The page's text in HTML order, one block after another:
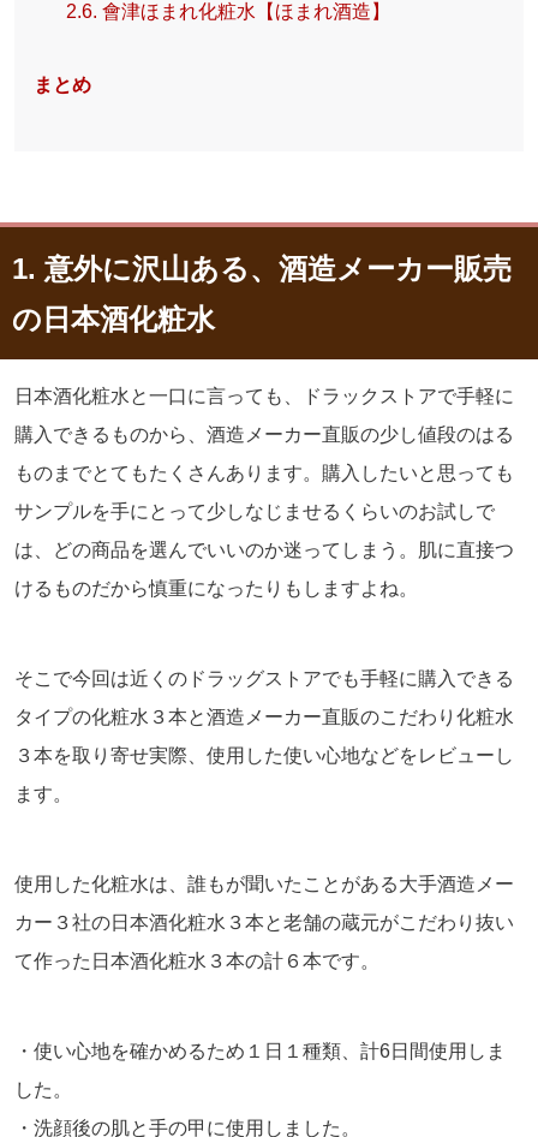
2.6. 會津ほまれ化粧水【ほまれ酒造】
まとめ
1. 意外に沢山ある、酒造メーカー販売
の日本酒化粧水
日本酒化粧水と一口に言っても、ドラックストアで手軽に
購入できるものから、酒造メーカー直販の少し値段のはる
ものまでとてもたくさんあります。購入したいと思っても
サンプルを手にとって少しなじませるくらいのお試しで
は、どの商品を選んでいいのか迷ってしまう。肌に直接つ
けるものだから慎重になったりもしますよね。
そこで今回は近くのドラッグストアでも手軽に購入できる
タイプの化粧水３本と酒造メーカー直販のこだわり化粧水
３本を取り寄せ実際、使用した使い心地などをレビューし
ます。
使用した化粧水は、誰もが聞いたことがある大手酒造メー
カー３社の日本酒化粧水３本と老舗の蔵元がこだわり抜い
て作った日本酒化粧水３本の計６本です。
・使い心地を確かめるため１日１種類、計6日間使用しま
した。
・洗顔後の肌と手の甲に使用しました。